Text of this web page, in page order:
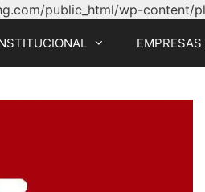
public_html/wp-